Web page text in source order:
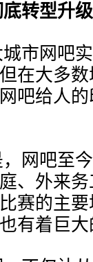
转型升级
市网吧
在大多
吧给人
网吧至
、外来
赛的主
有着巨